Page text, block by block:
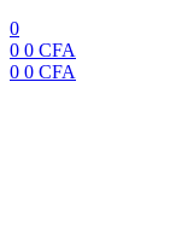
0
0 0 CFA
0 0 CFA